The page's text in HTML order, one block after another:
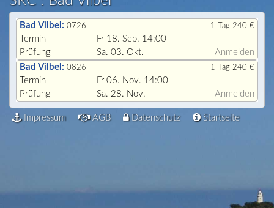
Bad Vilbel: 0726 1 Tag 240 €
Termin
Fr 18. Sep. 14:00
Prüfung
Sa. 03. Okt.
Anmelden
Bad Vilbel: 0826 1 Tag 240 €
Termin
Fr 06. Nov. 14:00
Prüfung
Sa. 28. Nov. Anmelden
Impressum AGB Datenschutz Startseite